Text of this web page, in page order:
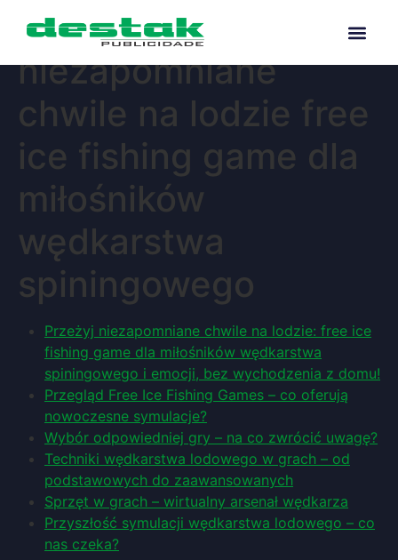
Przeżyj
niezapomniane
chwile na lodzie free
ice fishing game dla
miłośników
wędkarstwa
spiningowego
Przeżyj niezapomniane chwile na lodzie: free ice
fishing game dla miłośników wędkarstwa
spiningowego i emocji, bez wychodzenia z domu!
Przegląd Free Ice Fishing Games – co oferują
nowoczesne symulacje?
Wybór odpowiedniej gry – na co zwrócić uwagę?
Techniki wędkarstwa lodowego w grach – od
podstawowych do zaawansowanych
Sprzęt w grach – wirtualny arsenał wędkarza
Przyszłość symulacji wędkarstwa lodowego – co
nas czeka?